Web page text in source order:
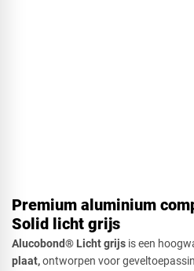
Premium aluminium
Solid licht grijs
Alucobond® Licht grijs is een
plaat,ontworpen voor